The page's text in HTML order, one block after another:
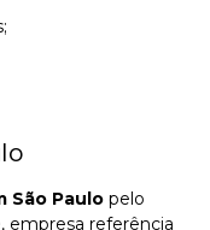
São Paulo pelo
empresa referência